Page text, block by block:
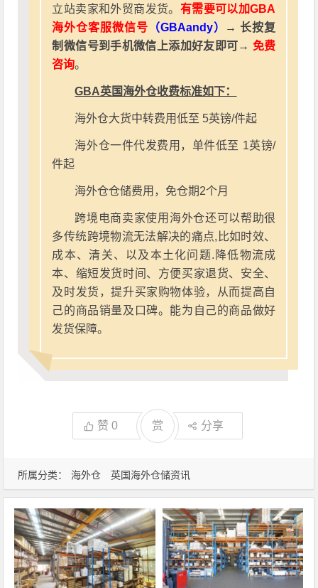
所属分类： 海外仓 英国海外仓储资讯
立站卖家和外贸商发货。 有需要可以加GBA
海外仓客服微信号 （GBAandy）
→ 长按复
制微信号到手机微信上添加好友即可→ 免费
咨询。
GBA英国海外仓收费标准如下：
海外仓大货中转费用低至 5英镑/件起
海外仓一件代发费用，单件低至 1英镑/
件起
海外仓仓储费用，免仓期2个月
跨境电商卖家使用海外仓还可以帮助很
多传统跨境物流无法解决的痛点,比如时效、
成本、清关、以及本土化问题.降低物流成
本、缩短发货时间、方便买家退货、安全、
及时发货，提升买家购物体验，从而提高自
己的商品销量及口碑。能为自己的商品做好
发货保障。
赞0 赏 分享